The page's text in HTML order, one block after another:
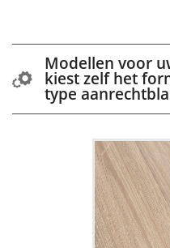
Modellen voor
kiest zelf het
type